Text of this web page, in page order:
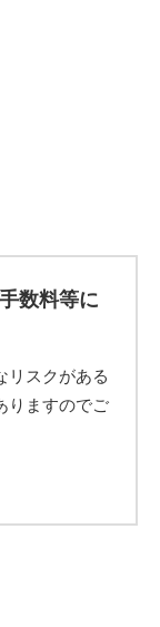
数料等に
リスクがある
りますのでご